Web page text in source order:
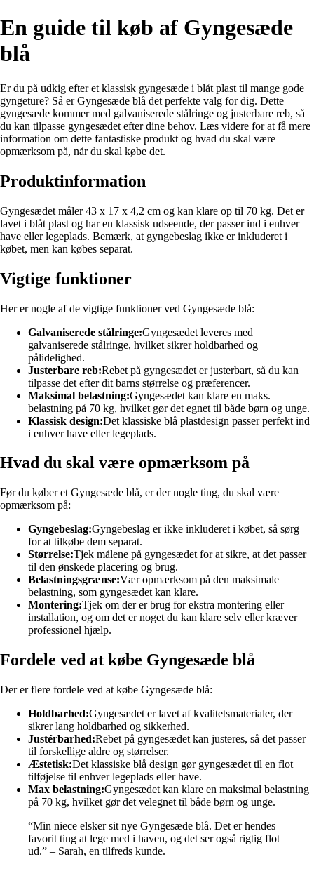
En guide til køb af Gyngesæde
blå
Er du på udkig efter et klassisk gyngesæde i blåt plast til mange gode
gyngeture? Så er Gyngesæde blå det perfekte valg for dig. Dette
gyngesæde kommer med galvaniserede stålringe og justerbare reb, så
du kan tilpasse gyngesædet efter dine behov. Læs videre for at få mere
information om dette fantastiske produkt og hvad du skal være
opmærksom på, når du skal købe det.
Produktinformation
Gyngesædet måler 43 x 17 x 4,2 cm og kan klare op til 70 kg. Det er
lavet i blåt plast og har en klassisk udseende, der passer ind i enhver
have eller legeplads. Bemærk, at gyngebeslag ikke er inkluderet i
købet, men kan købes separat.
Vigtige funktioner
Her er nogle af de vigtige funktioner ved Gyngesæde blå:
Galvaniserede stålringe:Gyngesædet leveres med
galvaniserede stålringe, hvilket sikrer holdbarhed og
pålidelighed.
Justerbare reb:Rebet på gyngesædet er justerbart, så du kan
tilpasse det efter dit barns størrelse og præferencer.
Maksimal belastning:Gyngesædet kan klare en maks.
belastning på 70 kg, hvilket gør det egnet til både børn og unge.
Klassisk design:Det klassiske blå plastdesign passer perfekt ind
i enhver have eller legeplads.
Hvad du skal være opmærksom på
Før du køber et Gyngesæde blå, er der nogle ting, du skal være
opmærksom på:
Gyngebeslag:Gyngebeslag er ikke inkluderet i købet, så sørg
for at tilkøbe dem separat.
Størrelse:Tjek målene på gyngesædet for at sikre, at det passer
til den ønskede placering og brug.
Belastningsgrænse:Vær opmærksom på den maksimale
belastning, som gyngesædet kan klare.
Montering:Tjek om der er brug for ekstra montering eller
installation, og om det er noget du kan klare selv eller kræver
professionel hjælp.
Fordele ved at købe Gyngesæde blå
Der er flere fordele ved at købe Gyngesæde blå:
Holdbarhed:Gyngesædet er lavet af kvalitetsmaterialer, der
sikrer lang holdbarhed og sikkerhed.
Justérbarhed:Rebet på gyngesædet kan justeres, så det passer
til forskellige aldre og størrelser.
Æstetisk:Det klassiske blå design gør gyngesædet til en flot
tilføjelse til enhver legeplads eller have.
Max belastning:Gyngesædet kan klare en maksimal belastning
på 70 kg, hvilket gør det velegnet til både børn og unge.
“Min niece elsker sit nye Gyngesæde blå. Det er hendes
favorit ting at lege med i haven, og det ser også rigtig flot
ud.” – Sarah, en tilfreds kunde.